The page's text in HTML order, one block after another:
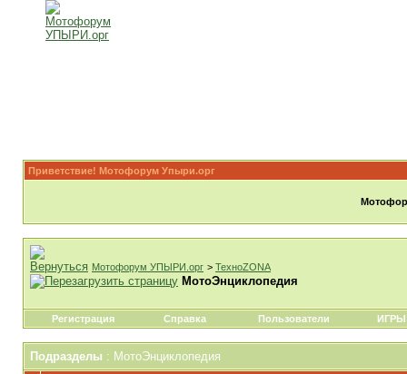
Приветствие! Мотофорум Упыри.орг
Мотофорум УПЫРИ.орг > ТехноZONA
МотоЭнциклопедия
Регистрация Справка Пользователи ИГРЫ
Подразделы : МотоЭнциклопедия